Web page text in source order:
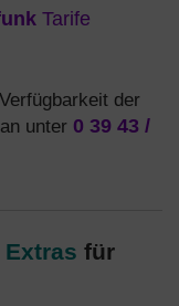
Tarife
der
unter 0 39 43 /
Extras für